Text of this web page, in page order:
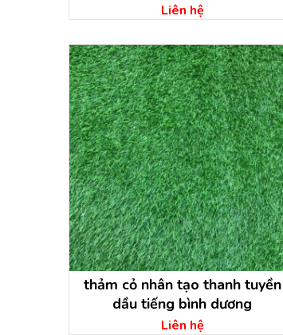
Liên hệ
thảm cỏ nhân tạo thanh tuyền
dầu tiếng bình dương
Liên hệ